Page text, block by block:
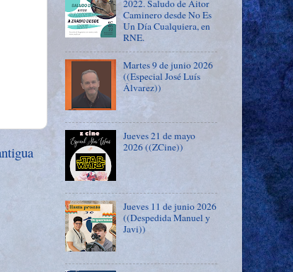
2022. Saludo de Aitor
Caminero desde No Es
Un Día Cualquiera, en
RNE.
Martes 9 de junio 2026
((Especial José Luís
Álvarez))
Jueves 21 de mayo
2026 ((ZCine))
Jueves 11 de junio 2026
((Despedida Manuel y
Javi))